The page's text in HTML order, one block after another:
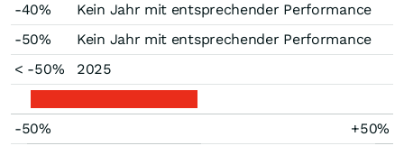
-40%
Kein Jahr mit entsprechender Performance
-50%
Kein Jahr mit entsprechender Performance
< -50%
2025
-50% +50%